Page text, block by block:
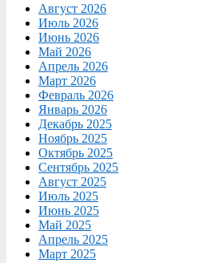
Август 2026
Июль 2026
Июнь 2026
Май 2026
Апрель 2026
Март 2026
Февраль 2026
Январь 2026
Декабрь 2025
Ноябрь 2025
Октябрь 2025
Сентябрь 2025
Август 2025
Июль 2025
Июнь 2025
Май 2025
Апрель 2025
Март 2025